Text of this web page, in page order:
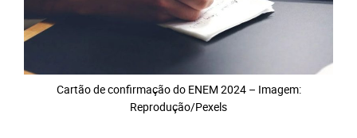
Cartão de confirmação do ENEM 2024 – Imagem:
Reprodução/Pexels